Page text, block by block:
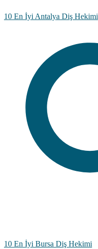
10 En İyi Antalya Diş Hekimi
10 En İyi Bursa Diş Hekimi